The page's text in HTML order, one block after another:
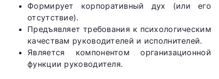
Формирует корпоративный дух (или его
отсутствие).
Предъявляет требования к психологическим
качествам руководителей и исполнителей.
Является компонентом организационной
функции руководителя.